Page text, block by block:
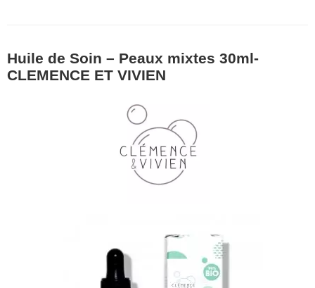
Huile de Soin – Peaux mixtes 30ml-
CLEMENCE ET VIVIEN